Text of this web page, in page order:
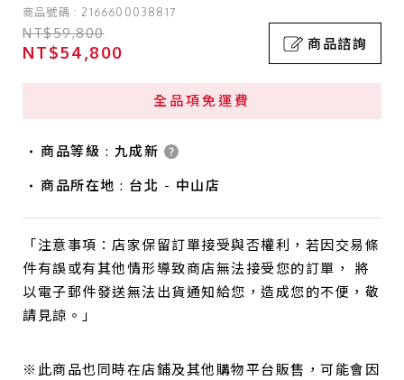
商品號碼 : 2166600038817
NT$59,800
NT$54,800 商品諮詢
全品項免運費
商品等級 : 九成新
商品所在地 : 台北 - 中山店
「注意事項：店家保留訂單接受與否權利，若因交易條
件有誤或有其他情形導致商店無法接受您的訂單， 將
以電子郵件發送無法出貨通知給您，造成您的不便，敬
請見諒。」
※此商品也同時在店鋪及其他購物平台販售，可能會因